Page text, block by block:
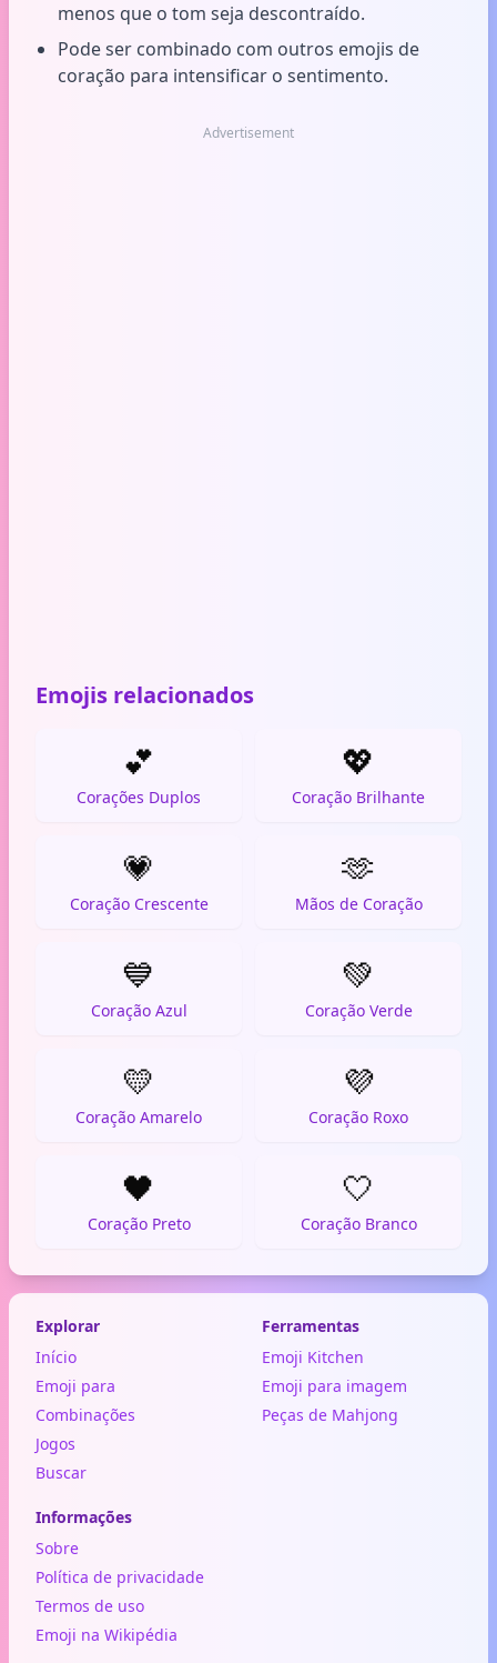
menos que o tom seja descontraído.
Pode ser combinado com outros emojis de
coração para intensificar o sentimento.
Advertisement
Emojis relacionados
💕
Corações Duplos
💖
Coração Brilhante
💗
Coração Crescente
🫶
Mãos de Coração
💙
Coração Azul
💚
Coração Verde
💛
Coração Amarelo
💜
Coração Roxo
🖤
Coração Preto
🤍
Coração Branco
Explorar
Início
Emoji para
Combinações
Jogos
Buscar
Ferramentas
Emoji Kitchen
Emoji para imagem
Peças de Mahjong
Informações
Sobre
Política de privacidade
Termos de uso
Emoji na Wikipédia